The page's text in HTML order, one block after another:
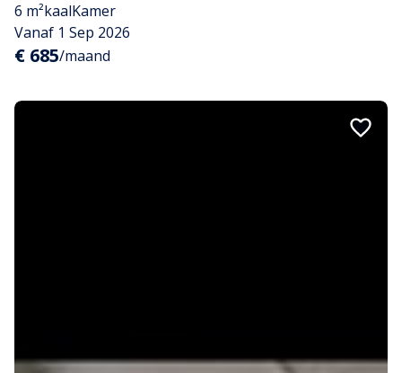
6 m²kaalKamer
Vanaf 1 Sep 2026
€ 685/maand